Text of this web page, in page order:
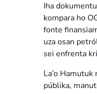
Iha
kompara ho
fonte
uza osan
sei enfrenta
La’o
públika,